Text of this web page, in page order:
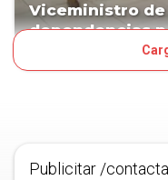
Viceministro
dependencias
Publicitar /